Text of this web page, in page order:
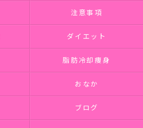
注意事項
ダイエット
脂肪冷却痩身
おなか
ブログ